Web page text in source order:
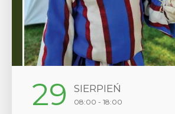
12 SIERPIEŃ
17:00